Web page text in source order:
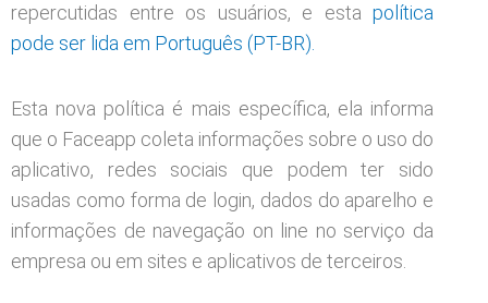
repercutidas entre os usuários, e esta política
pode ser lida em Português (PT-BR).
Esta nova política é mais específica, ela informa
que o Faceapp coleta informações sobre o uso do
aplicativo, redes sociais que podem ter sido
usadas como forma de login, dados do aparelho e
informações de navegação on line no serviço da
empresa ou em sites e aplicativos de terceiros.